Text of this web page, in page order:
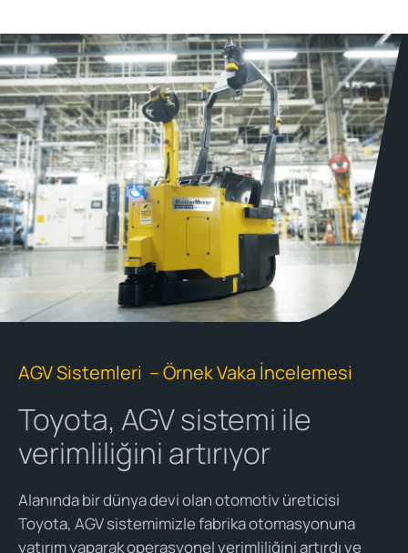
AGV Sistemleri – Örnek Vaka İncelemesi
Toyota, AGV sistemi ile
verimliliğini artırıyor
Alanında bir dünya devi olan otomotiv üreticisi
Toyota, AGV sistemimizle fabrika otomasyonuna
yatırım yaparak operasyonel verimliliğini artırdı ve